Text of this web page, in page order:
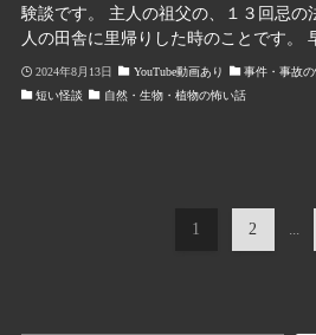
験談です。 主人の祖父の、１３回忌の
人の田舎に里帰りした時のことです。
2024年8月13日 YouTube動画あり 事件・事故
短い怪談
自然・生物・植物の怖い話
1 2